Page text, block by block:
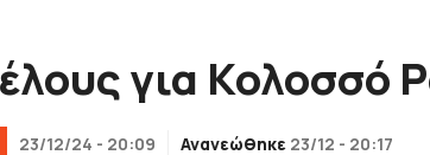
για Κολοσσό
23/12/24 - 20:09 Ανανεώθηκε 23/12 - 20:17